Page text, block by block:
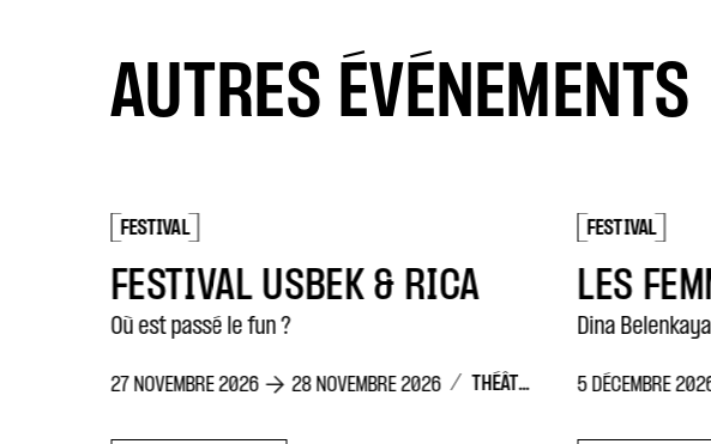
AUTRES ÉVÉNEMENTS
FESTIVAL
FESTIVAL USBEK & RICA
Où est passé le fun ?
27 NOVEMBRE 2026 28 NOVEMBRE 2026 / THÉÂTRE DE LA CONCORDE
FESTIVAL
Dina Belenkaya
5 DÉCEMBRE